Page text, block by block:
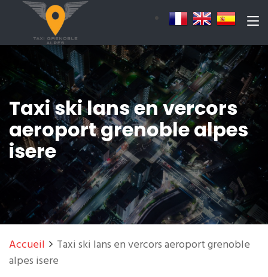
Taxi ski lans en vercors
aeroport grenoble alpes
isere
Accueil
Taxi ski lans en vercors aeroport grenoble
alpes isere